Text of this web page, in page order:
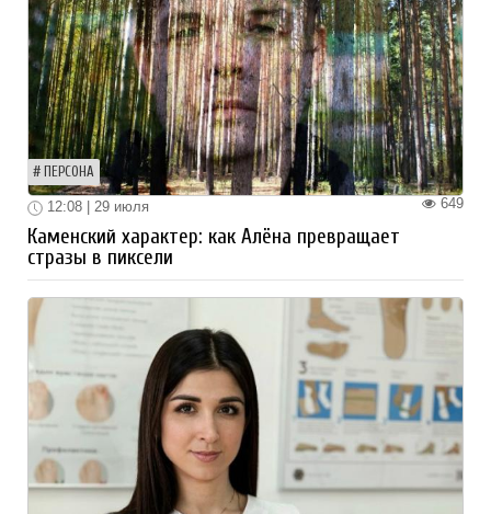
ПЕРСОНА
649
12:08 | 29 июля
Каменский характер: как Алёна превращает
стразы в пиксели